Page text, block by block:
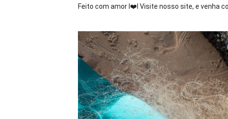
Feito com amor I ❤️ l Visite nosso site, e venha